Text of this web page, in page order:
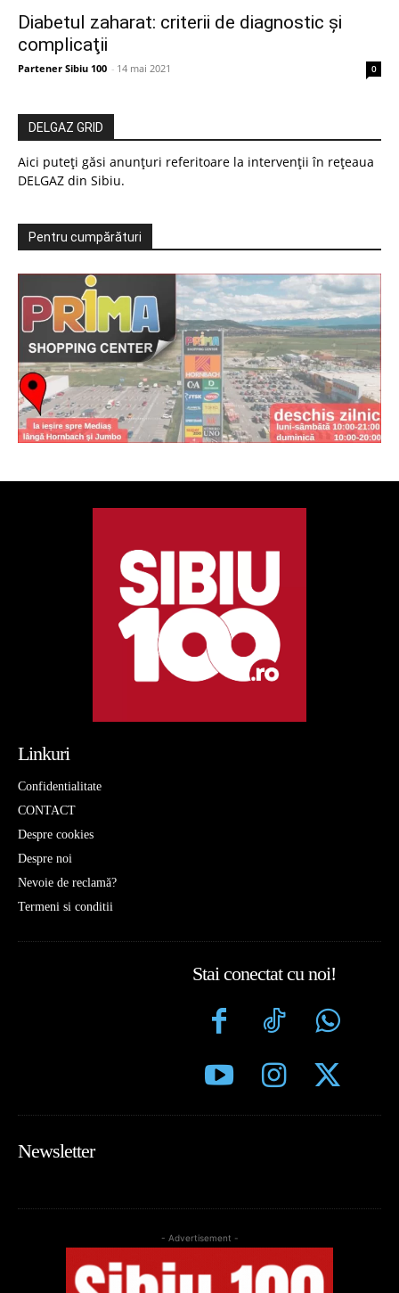
Diabetul zaharat: criterii de diagnostic şi
complicaţii
Partener Sibiu 100 - 14 mai 2021 0
DELGAZ GRID
Aici puteți găsi anunțuri referitoare la intervenții în rețeaua
DELGAZ din Sibiu.
Pentru cumpărături
Linkuri
Confidentialitate
CONTACT
Despre cookies
Despre noi
Nevoie de reclamă?
Termeni si conditii
Stai conectat cu noi!
Newsletter
- Advertisement -